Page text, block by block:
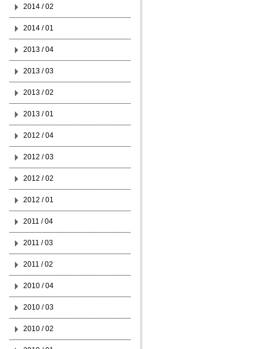
2014 / 02
2014 / 01
2013 / 04
2013 / 03
2013 / 02
2013 / 01
2012 / 04
2012 / 03
2012 / 02
2012 / 01
2011 / 04
2011 / 03
2011 / 02
2010 / 04
2010 / 03
2010 / 02